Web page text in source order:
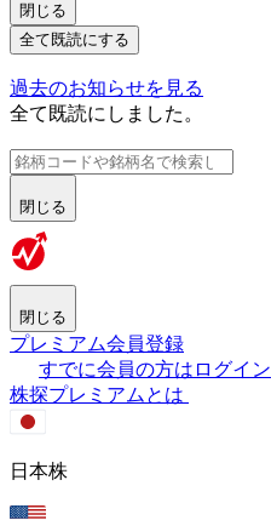
閉じる
全て既読にする
過去のお知らせを見る
全て既読にしました。
閉じる
閉じる
プレミアム会員登録
すでに会員の方はログイン
株探プレミアムとは
日本株